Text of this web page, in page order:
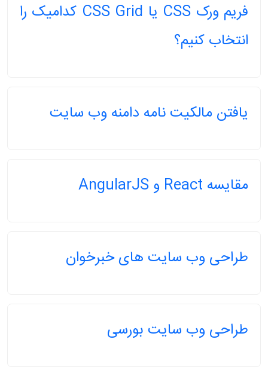
فریم ورک CSS یا CSS Grid کدامیک را
انتخاب کنیم؟
یافتن مالکیت نامه دامنه وب سایت
مقایسه React و AngularJS
طراحی وب سایت های خبرخوان
طراحی وب سایت بورسی